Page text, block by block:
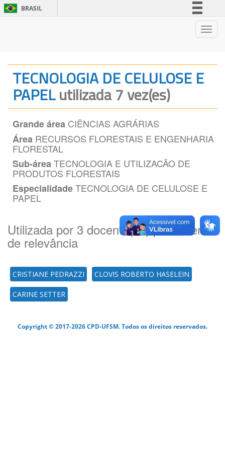
BRASIL
Legislação
Canais
TECNOLOGIA DE CELULOSE E
PAPELutilizada 7 vez(es)
Grande área CIÊNCIAS AGRÁRIAS
Área RECURSOS FLORESTAIS E ENGENHARIA
FLORESTAL
Sub-áreaTECNOLOGIA E UTILIZACÃO DE
PRODUTOS FLORESTAIS
EspecialidadeTECNOLOGIA DE CELULOSE E
PAPEL
Utilizada por 3 docente(es) por ordem
de relevância
CRISTIANE PEDRAZZI CLOVIS ROBERTO HASELEIN
CARINE SETTER
Copyright © 2017-2026 CPD-UFSM. Todos os direitos reservados.